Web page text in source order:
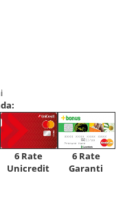
6 Rate
Unicredit
6 Rate
Garanti